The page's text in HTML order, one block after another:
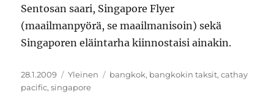
Sentosan saari, Singapore Flyer
(maailmanpyörä, se maailmanisoin) sekä
Singaporen eläintarha kiinnostaisi ainakin.
Julkaistu
28.1.2009 Kategoriat
Yleinen Avainsanat
bangkok, bangkokin taksit,cathay
pacific,singapore